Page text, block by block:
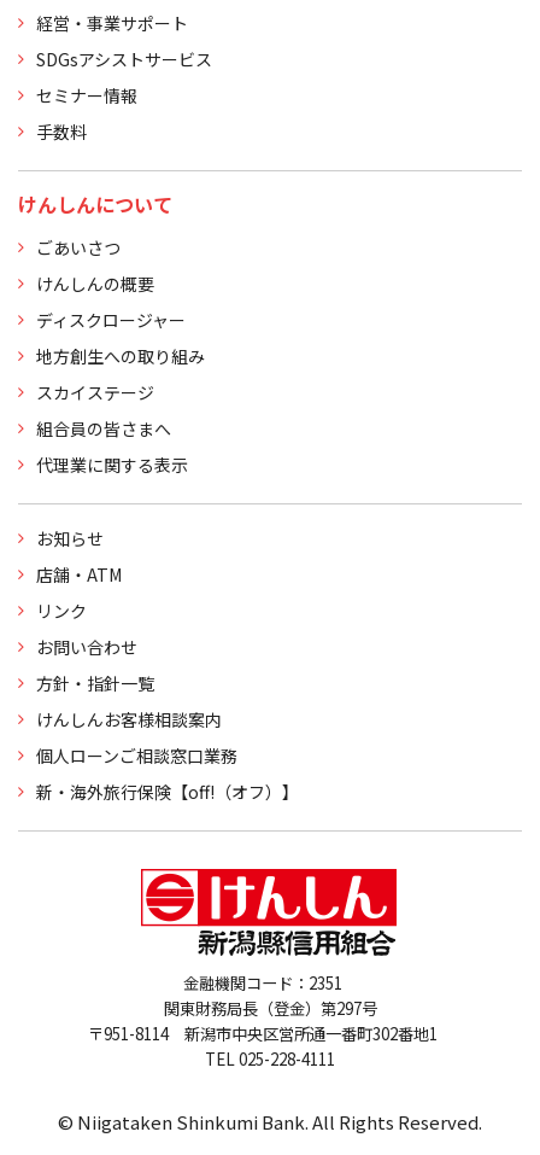
経営・事業サポート
SDGsアシストサービス
セミナー情報
手数料
けんしんについて
ごあいさつ
けんしんの概要
ディスクロージャー
地方創生への取り組み
スカイステージ
組合員の皆さまへ
代理業に関する表示
お知らせ
店舗・ATM
リンク
お問い合わせ
方針・指針一覧
けんしんお客様相談案内
個人ローンご相談窓口業務
新・海外旅行保険【off!（オフ）】
金融機関コード：2351
関東財務局長（登金）第297号
〒951-8114 新潟市中央区営所通一番町302番地1
TEL 025-228-4111
© Niigataken Shinkumi Bank. All Rights Reserved.